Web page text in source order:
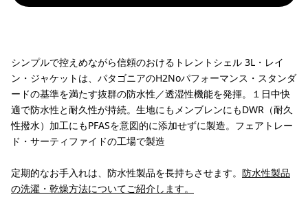
シンプルで控えめながら信頼のおけるトレントシェル 3L・レイ
ン・ジャケットは、パタゴニアのH2Noパフォーマンス・スタンダ
ードの基準を満たす抜群の防水性／透湿性機能を発揮。１日中快
適で防水性と耐久性が持続。生地にもメンブレンにもDWR（耐久
性撥水）加工にもPFASを意図的に添加せずに製造。フェアトレー
ド・サーティファイドの工場で製造
定期的なお手入れは、防水性製品を長持ちさせます。 防水性製品
の洗濯・乾燥方法についてご紹介します。